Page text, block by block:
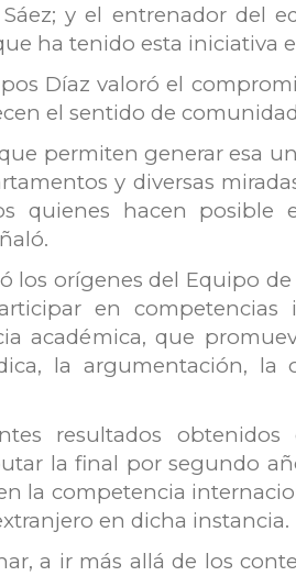
y el entrenador del
ha tenido esta iniciativa
Díaz valoró el
el sentido de
permiten generar esa
y diversas
quienes hacen
los orígenes del Equipo
en competencias
académica, que
la argumentación,
resultados
la final por segundo
la competencia
en dicha instancia.
a ir más allá de los